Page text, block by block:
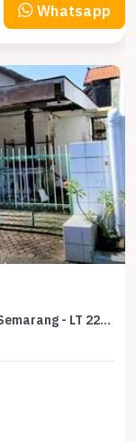
Whatsapp
Dijual Rumah Strategis di Puspogiwang, Semarang - LT 227m²